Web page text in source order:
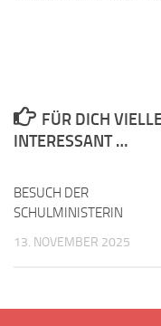
FÜR DICH
INTERESSANT …
BESUCH DER
SCHULMINISTERIN
13. NOVEMBER 2025